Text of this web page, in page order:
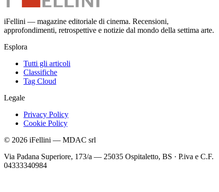
iFellini — magazine editoriale di cinema. Recensioni,
approfondimenti, retrospettive e notizie dal mondo della settima arte.
Esplora
Tutti gli articoli
Classifiche
Tag Cloud
Legale
Privacy Policy
Cookie Policy
© 2026 iFellini — MDAC srl
Via Padana Superiore, 173/a — 25035 Ospitaletto, BS · P.iva e C.F.
04333340984